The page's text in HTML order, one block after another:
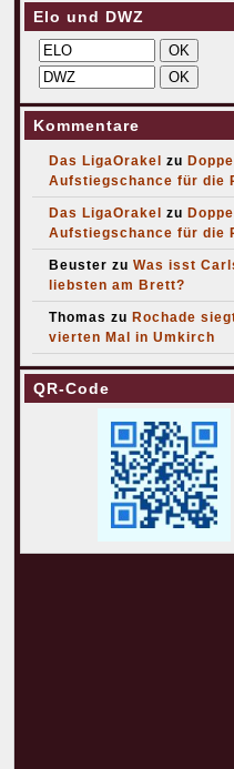
Elo und DWZ
Kommentare
Das LigaOrakel zu
Aufstiegschance für die
Das LigaOrakel zu
Aufstiegschance für die
Beuster zu Was isst
liebsten am Brett?
Thomas zu Rochade
vierten Mal in Umkirch
QR-Code